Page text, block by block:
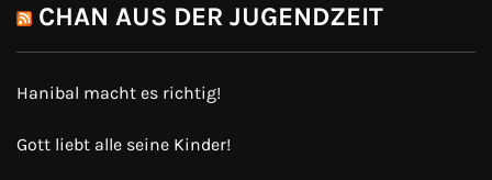
CHAN AUS DER JUGENDZEIT
Hanibal macht es richtig!
Gott liebt alle seine Kinder!